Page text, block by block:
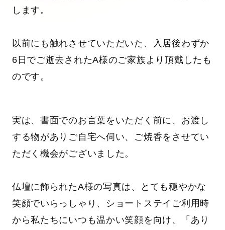
します。
以前にも触れさせていただいた、入居後わずか
6日でご逝去されたA様のご家族より頂戴したも
のです。
実は、書面でのお言葉をいただく前に、お渡し
する物がありご自宅へ伺い、ご焼香をさせてい
ただく機会がございました。
仏壇に飾られたA様の写真は、とても穏やかな
笑顔でいらっしゃり、ショートステイご利用時
から私たちにいつも温かい笑顔を向け、「あり